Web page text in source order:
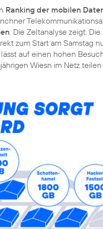
Ranking der mobilen
. Die Zeltanalyse zeigt:
zum Start am Samstag
auf einen hohen
Wiesn im Netz teilen